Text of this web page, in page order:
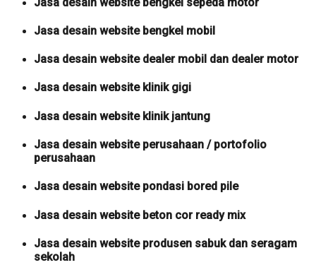
Jasa desain website bengkel mobil
Jasa desain website dealer mobil dan dealer motor
Jasa desain website klinik gigi
Jasa desain website klinik jantung
Jasa desain website perusahaan / portofolio
perusahaan
Jasa desain website pondasi bored pile
Jasa desain website beton cor ready mix
Jasa desain website produsen sabuk dan seragam
sekolah